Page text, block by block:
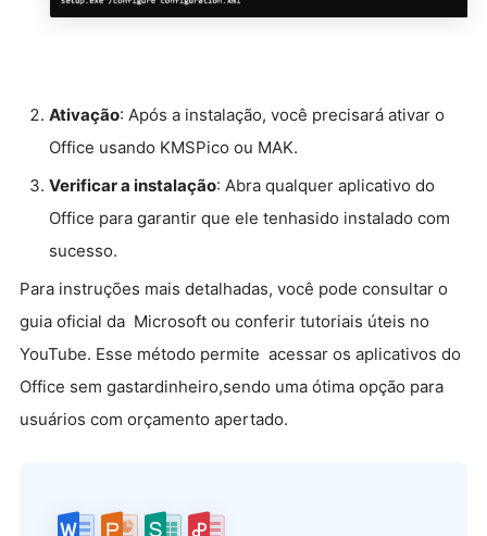
Ativação: Após a instalação, você precisará ativar o
Office usando KMSPico ou MAK.
Verificar a instalação: Abra qualquer aplicativo do
Office para garantir que ele tenhasido instalado com
sucesso.
Para instruções mais detalhadas, você pode consultar o
guia oficial da Microsoft ou conferir tutoriais úteis no
YouTube. Esse método permite acessar os aplicativos do
Office sem gastardinheiro,sendo uma ótima opção para
usuários com orçamento apertado.